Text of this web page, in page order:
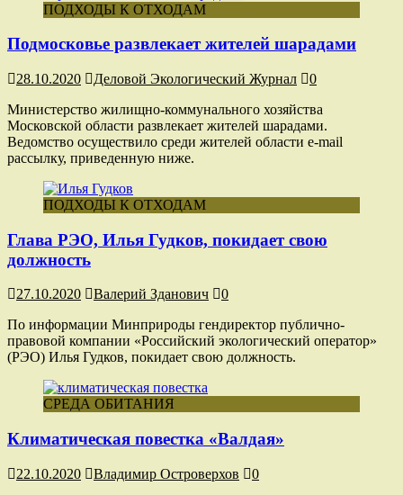
ПОДХОДЫ К ОТХОДАМ
Подмосковье развлекает жителей шарадами
28.10.2020 Деловой Экологический Журнал
0
Министерство жилищно-коммунального хозяйства
Московской области развлекает жителей шарадами.
Ведомство осуществило среди жителей области e-mail
рассылку, приведенную ниже.
ПОДХОДЫ К ОТХОДАМ
Глава РЭО, Илья Гудков, покидает свою
должность
27.10.2020 Валерий Зданович
0
По информации Минприроды гендиректор публично-
правовой компании «Российский экологический оператор»
(РЭО) Илья Гудков, покидает свою должность.
СРЕДА ОБИТАНИЯ
Климатическая повестка «Валдая»
22.10.2020 Владимир Островерхов
0